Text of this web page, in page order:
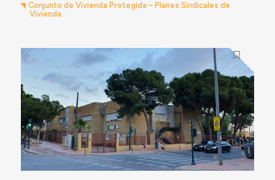
Conjunto de Vivienda Protegida – Planes Sindicales de
Vivienda